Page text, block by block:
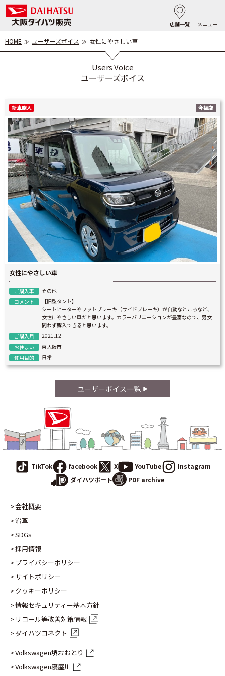
店舗一覧 メニュー
HOME ユーザーズボイス 女性にやさしい車
Users Voice
ユーザーズボイス
新車購入 今福店
女性にやさしい車
ご購入車
その他
コメント
【旧型タント】
シートヒーターやフットブレーキ（サイドブレーキ）が自動なところなど、
女性にやさしい車だと思います。カラーバリエーションが豊富なので、男女
問わず購入できると思います。
ご購入月
2021.12
お住まい
東大阪市
使用目的
日常
ユーザーボイス一覧
TikTok facebook X YouTube
Instagram
ダイハツポート
PDF archive
会社概要
沿革
SDGs
採用情報
プライバシーポリシー
サイトポリシー
クッキーポリシー
情報セキュリティー基本方針
リコール等改善対策情報
ダイハツコネクト
Volkswagen堺おおとり
Volkswagen寝屋川